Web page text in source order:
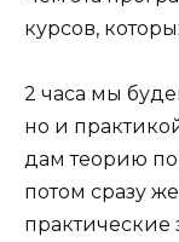
курсов,
2 часа мы
но и
дам теорию по
потом сразу